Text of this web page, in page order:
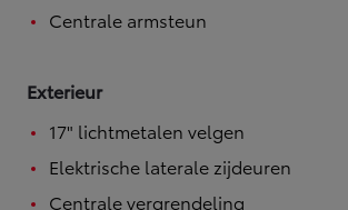
Centrale armsteun
Exterieur
17" lichtmetalen velgen
Elektrische laterale zijdeuren
Centrale vergrendeling